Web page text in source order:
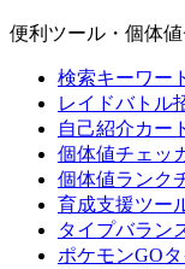
便利ツール・個体
検索キーワー
レイドバトル
自己紹介カー
個体値チェッ
個体値ランク
育成支援ツー
タイプバラン
ポケモンGO